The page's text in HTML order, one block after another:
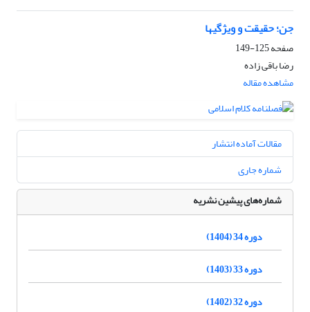
جن؛ حقیقت و ویژگی‏ها
صفحه125-149
رضا باقی زاده
مشاهده مقاله
مقالات آماده انتشار
شماره جاری
شماره‌های پیشین نشریه
دوره 34 (1404)
دوره 33 (1403)
دوره 32 (1402)